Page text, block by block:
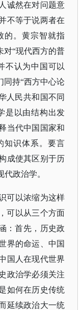
诚然在对问题意
不等于说两者在
的。黄宗智就指
对“现代西方的普
不认为中国可以
同持“西方中心论
人民共和国不同
是以由结构出发
当代中国国家和
知识体系。要言
成使其区别于历
政治学。
可以浓缩为这样
可以从三个方面
：首先，历史政
界的命运、中国
国人在现代世界
政治学必须关注
如何在历史传统
延续政治大一统